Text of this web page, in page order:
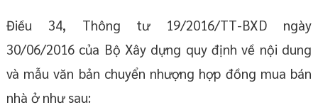
Điều 34, Thông tư 19/2016/TT-BXD ngày
30/06/2016 của Bộ Xây dựng quy định về nội dung
và mẫu văn bản chuyển nhượng hợp đồng mua bán
nhà ở như sau: